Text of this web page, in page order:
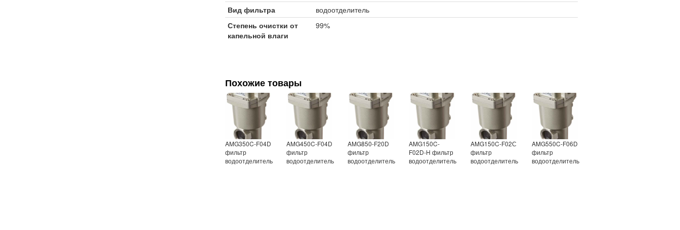
Вид фильтра
водоотделитель
Степень очистки от
капельной влаги
99%
Похожие товары
AMG350C-F04D
фильтр
водоотделитель
AMG450C-F04D
фильтр
водоотделитель
AMG850-F20D
фильтр
водоотделитель
AMG150C-
F02D-H фильтр
водоотделитель
AMG150C-F02С
фильтр
водоотделитель
AMG550C-F06D
фильтр
водоотделитель